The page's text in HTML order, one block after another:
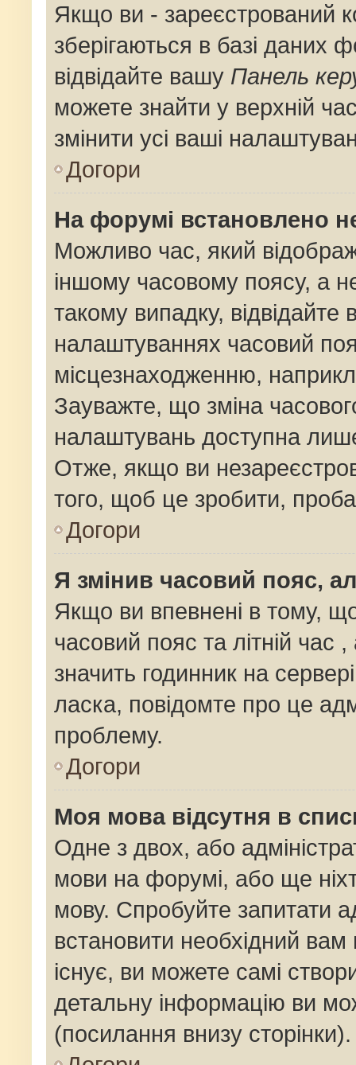
Якщо ви - зареєстрований
зберігаються в базі даних
відвідайте вашу Панель
можете знайти у верхній
змінити усі ваші
Догори
На форумі встановлено
Можливо час, який
іншому часовому поясу, а
такому випадку,
налаштуваннях часовий
місцезнаходженню,
Зауважте, що зміна
налаштувань доступна
Отже, якщо ви
того, щоб це зробити,
Догори
Я змінив часовий пояс,
Якщо ви впевнені в тому,
часовий пояс та літній час
значить годинник на
ласка, повідомте про це
проблему.
Догори
Моя мова відсутня в
Одне з двох, або
мови на форумі, або ще
мову. Спробуйте запитати
встановити необхідний
існує, ви можете самі
детальну інформацію ви
(посилання внизу сторінки).